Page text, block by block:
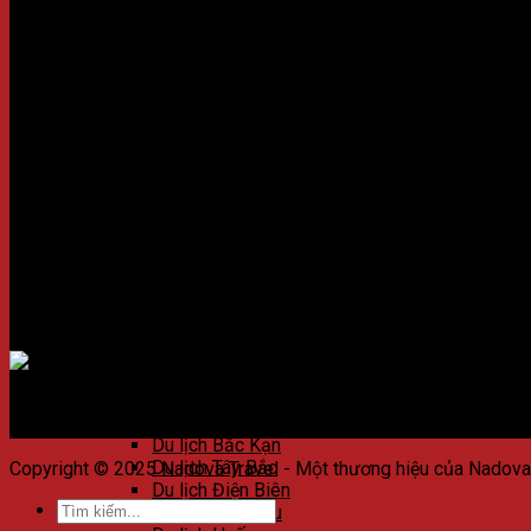
Du lịch Bắc Kạn
Du lịch Tây Bắc
Du lịch Điện Biên
Du lịch Lai Châu
Copyright © 2025 Nadova Travel - Một thương hiệu của